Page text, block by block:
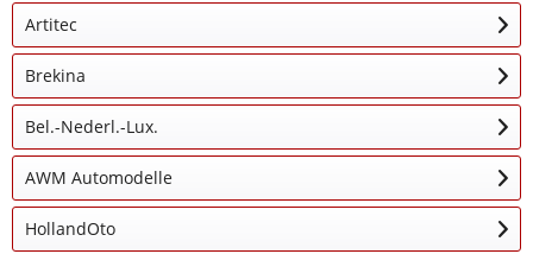
Artitec
Brekina
Bel.-Nederl.-Lux.
AWM Automodelle
HollandOto